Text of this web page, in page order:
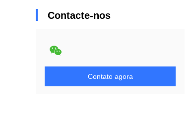
Contacte-nos
Contato agora